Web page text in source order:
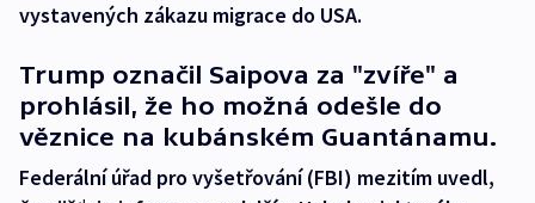
vystavených zákazu migrace do USA.
Trump označil Saipova za "zvíře" a
prohlásil, že ho možná odešle do
věznice na kubánském Guantánamu.
Federální úřad pro vyšetřování (FBI) mezitím uvedl,